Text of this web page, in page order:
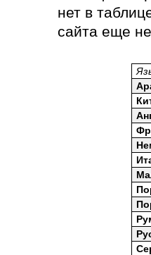
нет в
сайта еще